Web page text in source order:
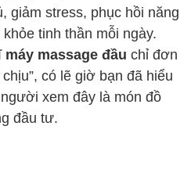
giảm stress, phục hồi năng
tinh thần mỗi ngày.
máy massage đầu chỉ đơn
có lẽ giờ bạn đã hiểu
xem đây là món đồ
đầu tư.